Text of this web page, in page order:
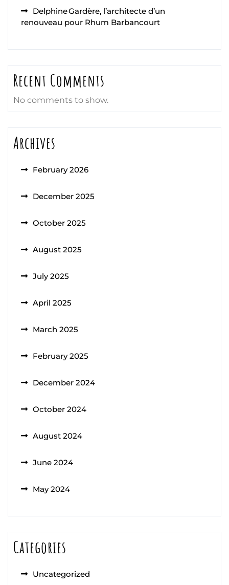
Delphine Gardère, l’architecte d’un
renouveau pour Rhum Barbancourt
Recent Comments
No comments to show.
Archives
February 2026
December 2025
October 2025
August 2025
July 2025
April 2025
March 2025
February 2025
December 2024
October 2024
August 2024
June 2024
May 2024
Categories
Uncategorized